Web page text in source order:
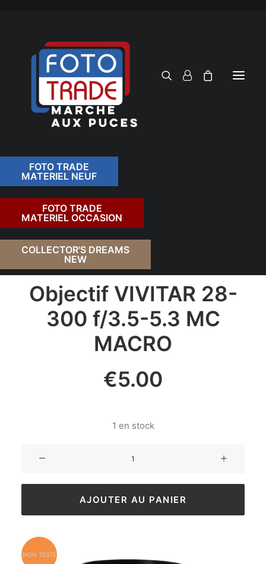
FOTO TRADE
MATERIEL NEUF
FOTO TRADE
MATERIEL OCCASION
COLLECTOR'S DREAMS
NEW
RETOUR
Objectif VIVITAR 28-
300 f/3.5-5.3 MC
MACRO
€5.00
1 en stock
AJOUTER AU PANIER
NON TESTÉ